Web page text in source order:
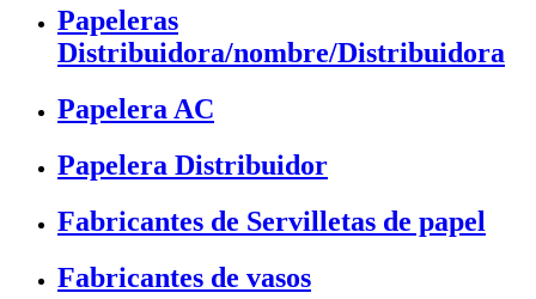
Papeleras
Distribuidora/nombre/Distribuidora
Papelera AC
Papelera Distribuidor
Fabricantes de Servilletas de papel
Fabricantes de vasos